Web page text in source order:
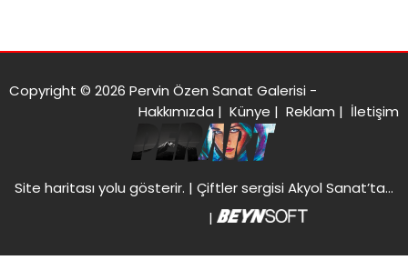
Copyright © 2026 Pervin Özen Sanat Galerisi -
Hakkımızda | Künye | Reklam | İletişim
Site haritası yolu gösterir. | Çiftler sergisi Akyol Sanat’ta…
|